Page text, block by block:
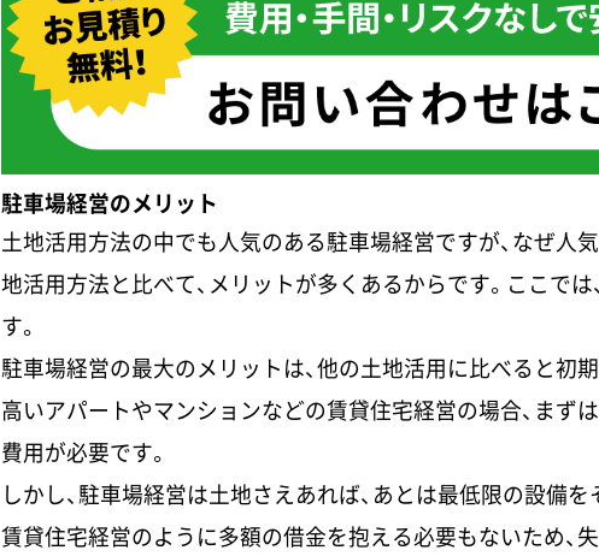
駐車場経営のメリット
土地活用方法の中でも人気のある駐車場経営ですが、なぜ人
地活用方法と比べて、メリットが多くあるからです。ここで
す。
駐車場経営の最大のメリットは、他の土地活用に比べると初
高いアパートやマンションなどの賃貸住宅経営の場合、まず
費用が必要です。
しかし、駐車場経営は土地さえあれば、あとは最低限の設備
賃貸住宅経営のように多額の借金を抱える必要もないため、